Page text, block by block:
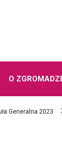
O
Generalna 2023